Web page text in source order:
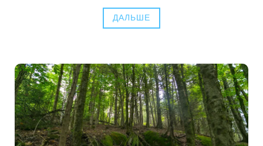
ДАЛЬШЕ